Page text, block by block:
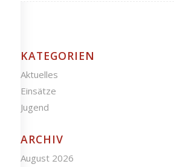
KATEGORIEN
Aktuelles
Einsätze
Jugend
ARCHIV
August 2026